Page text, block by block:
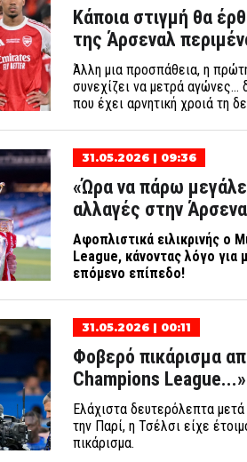
Κάποια στιγμή θα
της Άρσεναλ
Άλλη μια προσπάθεια, η
συνεχίζει να μετρά
που έχει αρνητική χροιά τη
31.05.2026 | 09:36
«Ώρα να πάρω
αλλαγές στην
Αφοπλιστικά ειλικρινής ο
League, κάνοντας λόγο για
επόμενο επίπεδο!
31.05.2026 | 00:11
Φοβερό πικάρισμα
Champions League...»
Ελάχιστα δευτερόλεπτα
την Παρί, η Τσέλσι είχε
πικάρισμα.